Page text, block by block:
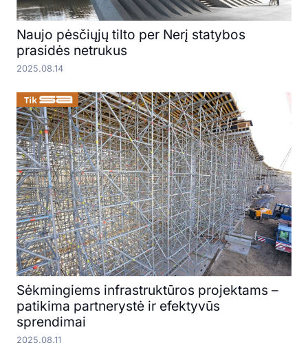
Naujo pėsčiųjų tilto per Nerį statybos
prasidės netrukus
2025.08.14
Sėkmingiems infrastruktūros projektams –
patikima partnerystė ir efektyvūs
sprendimai
2025.08.11